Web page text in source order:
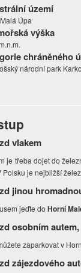
území
Úpa
výška
chráněného
národní park
vlakem
je třeba dojet do
Polsku je nejbližší
jinou
jeďte do Horní
osobním
zaparkovat v
zájezdového